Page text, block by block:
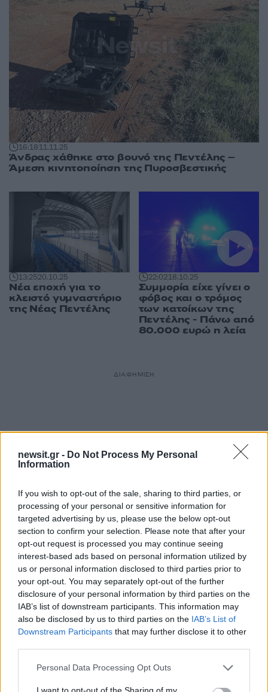
newsit.gr - Do Not Process My Personal
Information
If you wish to opt-out of the sale, sharing to third parties, or
processing of your personal or sensitive information for
targeted advertising by us, please use the below opt-out
section to confirm your selection. Please note that after your
opt-out request is processed you may continue seeing
interest-based ads based on personal information utilized by
us or personal information disclosed to third parties prior to
your opt-out. You may separately opt-out of the further
disclosure of your personal information by third parties on the
IAB’s list of downstream participants. This information may
also be disclosed by us to third parties on the IAB’s List of
Downstream Participants that may further disclose it to other
Please note that this website/app uses one or more Google
not limited to your visit or usage behaviour. You may click to
Personal Data Processing Opt Outs
I want to opt-out of the Sharing of my
16:1811.11.25
Άνδρας χάθηκε στο βουνό της Πεντέλης –
Άμεση κινητοποίηση της Πυροσβεστικής
13:2520.10.25
Νέα εποχή για το
κλειστό γυμναστήριο
της Νέας Πεντέλης
22:0218.10.25
Συμμορία είχε γίνει ο
φόβος και ο τρόμος
των κατοίκων της
Πεντέλης - Πάνω από
80.000 ευρώ η λεία
ΔΙΑΦΗΜΙΣΗ